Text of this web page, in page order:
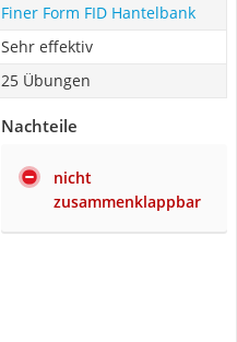
Finer Form FID Hantelbank
Sehr effektiv
25 Übungen
Nachteile
nicht
zusammenklappbar